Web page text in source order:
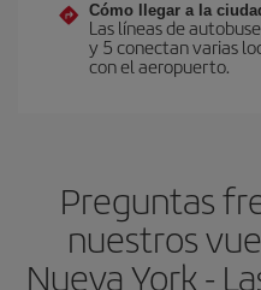
Cómo llegar a la
Las líneas de
y 5 conectan varias
con el aeropuerto.
Preguntas
nuestros
Nueva York -